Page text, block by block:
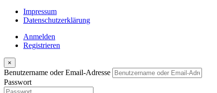
Impressum
Datenschutzerklärung
Anmelden
Registrieren
×
Benutzername oder Email-Adresse
Passwort